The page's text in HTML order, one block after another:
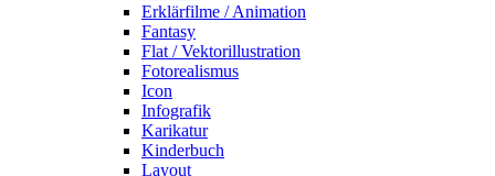
Erklärfilme / Animation
Fantasy
Flat / Vektorillustration
Fotorealismus
Icon
Infografik
Karikatur
Kinderbuch
Layout